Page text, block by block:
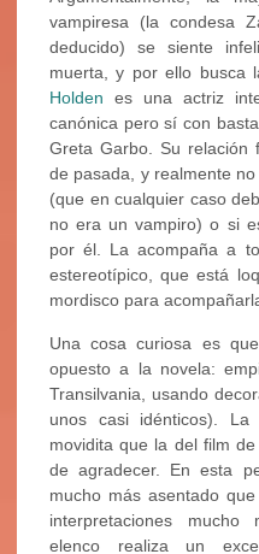
vampiresa (la condesa
deducido) se siente
muerta, y por ello busca
Holden es una actriz
canónica pero sí con
Greta Garbo. Su relación
de pasada, y realmente
(que en cualquier caso
no era un vampiro) o si
por él. La acompaña a
estereotípico, que está
mordisco para
Una cosa curiosa es
opuesto a la novela:
Transilvania, usando
unos casi idénticos). La
movidita que la del film
de agradecer. En esta
mucho más asentado
interpretaciones
elenco realiza un